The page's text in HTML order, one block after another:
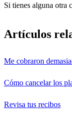
Si tienes alguna otra
Artículos
Me cobraron
Cómo cancelar los
Revisa tus recibos